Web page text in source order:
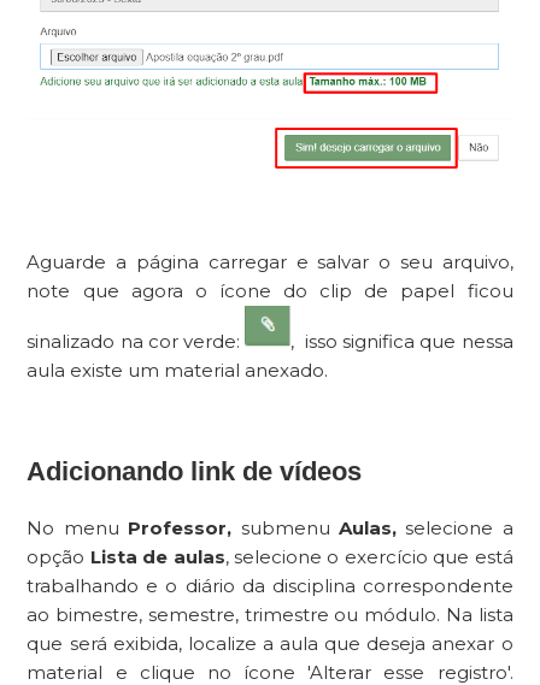
Aguarde a página carregar e salvar o seu arquivo,
note que agora o ícone do clip de papel ficou
sinalizado na cor verde:
, isso significa que nessa
aula existe um material anexado.
Adicionando link de vídeos
No menu Professor, submenu Aulas,selecione a
opção Lista de aulas, selecione o exercício que está
trabalhando e o diário da disciplina correspondente
ao bimestre, semestre, trimestre ou módulo. Na lista
que será exibida, localize a aula que deseja anexar o
material e clique no ícone 'Alterar esse registro'.